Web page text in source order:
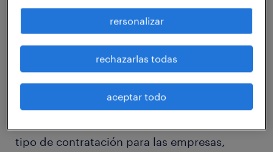
tipo de contratación para las empresas,
rersonalizar
rechazarlas todas
aceptar todo